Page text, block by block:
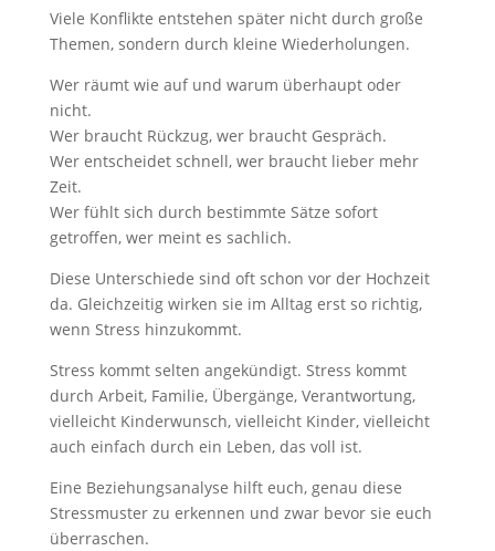
Viele Konflikte entstehen später nicht durch große
Themen, sondern durch kleine Wiederholungen.
Wer räumt wie auf und warum überhaupt oder
nicht.
Wer braucht Rückzug, wer braucht Gespräch.
Wer entscheidet schnell, wer braucht lieber mehr
Zeit.
Wer fühlt sich durch bestimmte Sätze sofort
getroffen, wer meint es sachlich.
Diese Unterschiede sind oft schon vor der Hochzeit
da. Gleichzeitig wirken sie im Alltag erst so richtig,
wenn Stress hinzukommt.
Stress kommt selten angekündigt. Stress kommt
durch Arbeit, Familie, Übergänge, Verantwortung,
vielleicht Kinderwunsch, vielleicht Kinder, vielleicht
auch einfach durch ein Leben, das voll ist.
Eine Beziehungsanalyse hilft euch, genau diese
Stressmuster zu erkennen und zwar bevor sie euch
überraschen.